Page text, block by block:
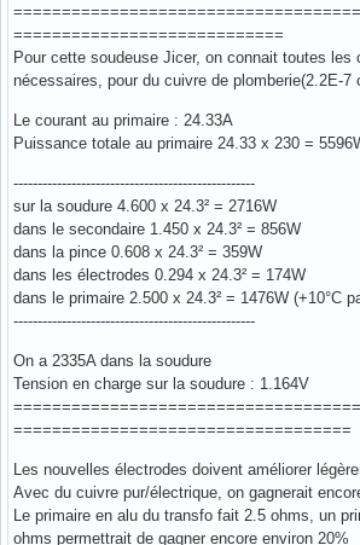
============================
Pour cette soudeuse Jicer, on connait toutes les
nécessaires, pour du cuivre de plomberie(2.2E-7
Le courant au primaire : 24.33A
Puissance totale au primaire 24.33 x 230 =
--------------------------------------------------
sur la soudure 4.600 x 24.3² = 2716W
dans le secondaire 1.450 x 24.3² = 856W
dans la pince 0.608 x 24.3² = 359W
dans les électrodes 0.294 x 24.3² = 174W
dans le primaire 2.500 x 24.3² = 1476W (+10°C
--------------------------------------------------
On a 2335A dans la soudure
Tension en charge sur la soudure : 1.164V
===================================
Les nouvelles électrodes doivent améliorer
Avec du cuivre pur/électrique, on gagnerait
Le primaire en alu du transfo fait 2.5 ohms, un
ohms permettrait de gagner encore environ 20%